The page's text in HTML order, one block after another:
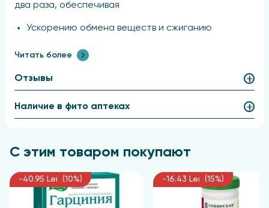
два раза, обеспечивая
Ускорению обмена веществ и сжиганию
Улучшению термогенеза и выработке
Снижению аппетита и тяги к сладкому в течение
сенны, джимнемы, гриффонии (источником 5-ГТФ) и
симетиконом. Обновленная формула
способствует:
Ускорению естественных процессов похудения
Читать более
Отзывы
Наличие в фито аптеках
С этим товаром покупают
-40.95 Lei (10%) -16.43 Lei (15%)